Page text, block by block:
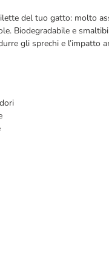
del tuo gatto: molto
Biodegradabile e
gli sprechi e l’impatto